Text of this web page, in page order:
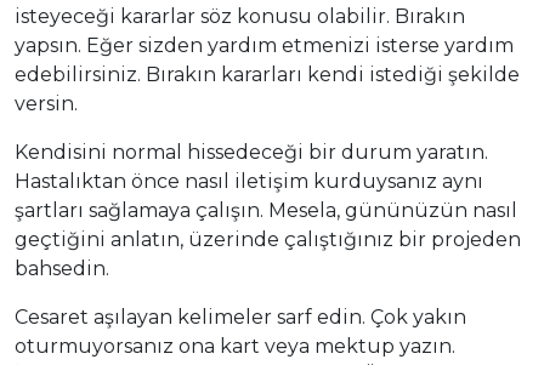
isteyeceği kararlar söz konusu olabilir. Bırakın
yapsın. Eğer sizden yardım etmenizi isterse yardım
edebilirsiniz. Bırakın kararları kendi istediği şekilde
versin.
Kendisini normal hissedeceği bir durum yaratın.
Hastalıktan önce nasıl iletişim kurduysanız aynı
şartları sağlamaya çalışın. Mesela, gününüzün nasıl
geçtiğini anlatın, üzerinde çalıştığınız bir projeden
bahsedin.
Cesaret aşılayan kelimeler sarf edin. Çok yakın
oturmuyorsanız ona kart veya mektup yazın.